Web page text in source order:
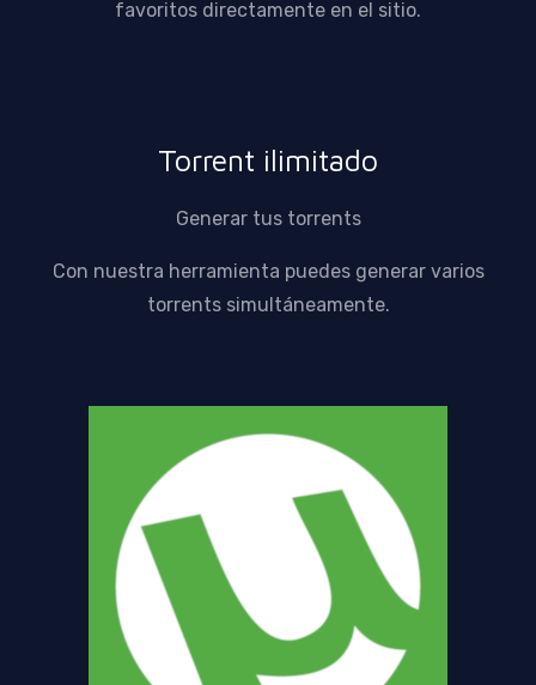
favoritos directamente en el sitio.
Torrent ilimitado
Generar tus torrents
Con nuestra herramienta puedes generar varios
torrents simultáneamente.